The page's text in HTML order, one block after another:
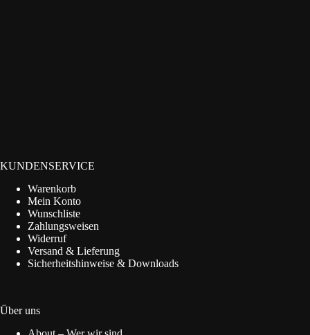
KUNDENSERVICE
Warenkorb
Mein Konto
Wunschliste
Zahlungsweisen
Widerruf
Versand & Lieferung
Sicherheitshinweise & Downloads
Über uns